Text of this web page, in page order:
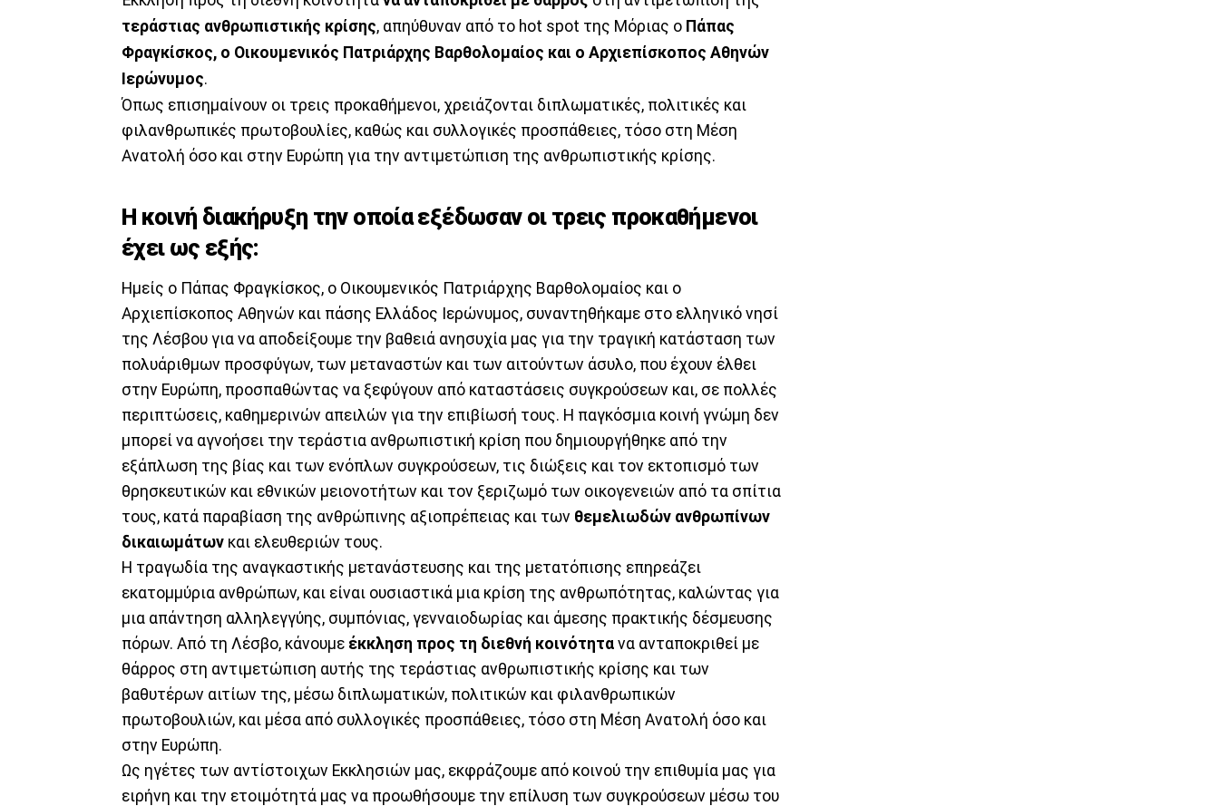
τεράστιας ανθρωπιστικής κρίσης, απηύθυναν από το hot spot της Μόριας ο Πάπας
Φραγκίσκος, ο Οικουμενικός Πατριάρχης Βαρθολομαίος και ο Αρχιεπίσκοπος Αθηνών
Ιερώνυμος.
Όπως επισημαίνουν οι τρεις προκαθήμενοι, χρειάζονται διπλωματικές, πολιτικές και
φιλανθρωπικές πρωτοβουλίες, καθώς και συλλογικές προσπάθειες, τόσο στη Μέση
Ανατολή όσο και στην Ευρώπη για την αντιμετώπιση της ανθρωπιστικής κρίσης.
Η κοινή διακήρυξη την οποία εξέδωσαν οι τρεις προκαθήμενοι
έχει ως εξής:
Ημείς ο Πάπας Φραγκίσκος, ο Οικουμενικός Πατριάρχης Βαρθολομαίος και ο
Αρχιεπίσκοπος Αθηνών και πάσης Ελλάδος Ιερώνυμος, συναντηθήκαμε στο ελληνικό νησί
της Λέσβου για να αποδείξουμε την βαθειά ανησυχία μας για την τραγική κατάσταση των
πολυάριθμων προσφύγων, των μεταναστών και των αιτούντων άσυλο, που έχουν έλθει
στην Ευρώπη, προσπαθώντας να ξεφύγουν από καταστάσεις συγκρούσεων και, σε πολλές
περιπτώσεις, καθημερινών απειλών για την επιβίωσή τους. Η παγκόσμια κοινή γνώμη δεν
μπορεί να αγνοήσει την τεράστια ανθρωπιστική κρίση που δημιουργήθηκε από την
εξάπλωση της βίας και των ενόπλων συγκρούσεων, τις διώξεις και τον εκτοπισμό των
θρησκευτικών και εθνικών μειονοτήτων και τον ξεριζωμό των οικογενειών από τα σπίτια
τους, κατά παραβίαση της ανθρώπινης αξιοπρέπειας και των θεμελιωδών ανθρωπίνων
δικαιωμάτων και ελευθεριών τους.
Η τραγωδία της αναγκαστικής μετανάστευσης και της μετατόπισης επηρεάζει
εκατομμύρια ανθρώπων, και είναι ουσιαστικά μια κρίση της ανθρωπότητας, καλώντας για
μια απάντηση αλληλεγγύης, συμπόνιας, γενναιοδωρίας και άμεσης πρακτικής δέσμευσης
πόρων. Από τη Λέσβο, κάνουμε έκκληση προς τη διεθνή κοινότητα να ανταποκριθεί με
θάρρος στη αντιμετώπιση αυτής της τεράστιας ανθρωπιστικής κρίσης και των
βαθυτέρων αιτίων της, μέσω διπλωματικών, πολιτικών και φιλανθρωπικών
πρωτοβουλιών, και μέσα από συλλογικές προσπάθειες, τόσο στη Μέση Ανατολή όσο και
στην Ευρώπη.
Ως ηγέτες των αντίστοιχων Εκκλησιών μας, εκφράζουμε από κοινού την επιθυμία μας για
ειρήνη και την ετοιμότητά μας να προωθήσουμε την επίλυση των συγκρούσεων μέσω του